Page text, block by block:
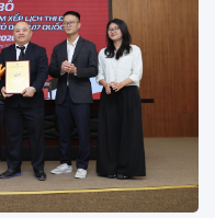
đá Việt Nam.
sinh, phát hiện tài
sao trẻ của ĐT Việt